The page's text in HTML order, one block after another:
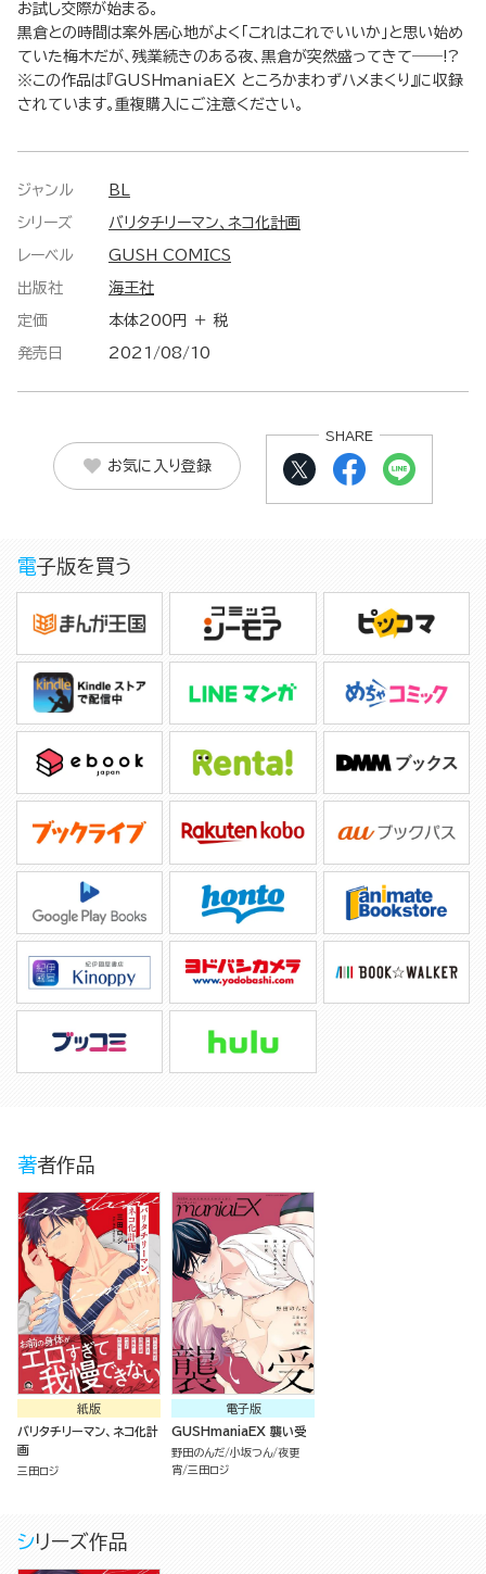
お試し交際が始まる。
黒倉との時間は案外居心地がよく「これはこれでいいか」と思い始め
ていた梅木だが、残業続きのある夜、黒倉が突然盛ってきて――!?
※この作品は『GUSHmaniaEX ところかまわずハメまくり』に収録
されています。重複購入にご注意ください。
ジャンル BL
シリーズ バリタチリーマン、ネコ化計画
レーベル GUSH COMICS
出版社 海王社
定価 本体200円 ＋ 税
発売日 2021/08/10
お気に入り登録
SHARE
電子版を買う
著者作品
紙版
バリタチリーマン、ネコ化計
画
三田ロジ
電子版
GUSHmaniaEX 襲い受
野田のんだ 小坂つん 夜更
宵 三田ロジ
シリーズ作品